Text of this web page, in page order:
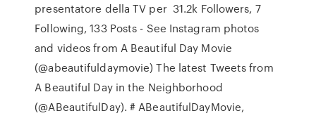
presentatore della TV per 31.2k Followers, 7
Following, 133 Posts - See Instagram photos
and videos from A Beautiful Day Movie
(@abeautifuldaymovie) The latest Tweets from
A Beautiful Day in the Neighborhood
(@ABeautifulDay). # ABeautifulDayMovie,